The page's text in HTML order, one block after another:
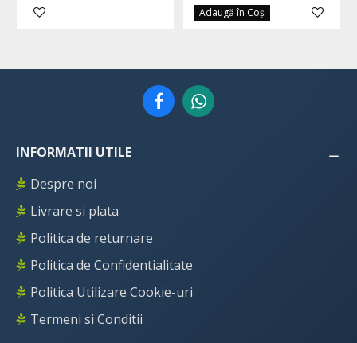
Adaugă în Coş
INFORMATII UTILE
Despre noi
Livrare si plata
Politica de returnare
Politica de Confidentialitate
Politica Utilizare Cookie-uri
Termeni si Conditii